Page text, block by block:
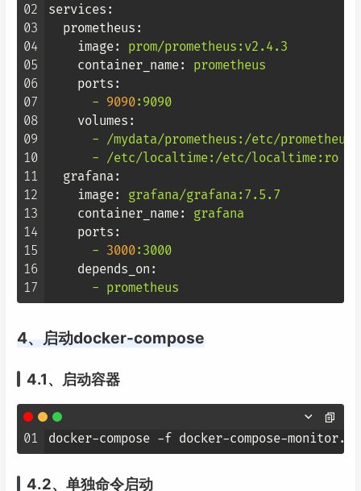
02
03
04
05
06
07
08
09
10
11
12
13
14
15
16
17
services:
prometheus:
image:
prom/prometheus:v2.4.3
container_name:
prometheus
ports:
- 9090:9090
volumes:
- /mydata/prometheus:/etc/prometheus
- /etc/localtime:/etc/localtime:ro
grafana:
image:
grafana/grafana:7.5.7
container_name:
grafana
ports:
- 3000:3000
depends_on:
- prometheus
4、启动docker-compose
4.1、启动容器
01
4.2、单独命令启动